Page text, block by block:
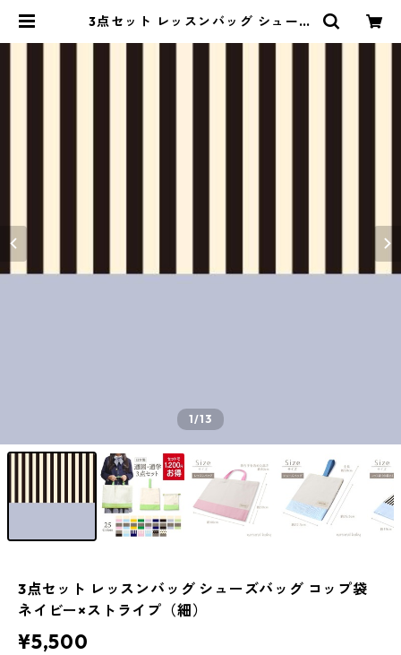
3点セット レッスンバッグ シューズ
1/13
3点セット レッスンバッグ シューズバッグ コップ袋
ネイビー×ストライプ（細）
¥5,500